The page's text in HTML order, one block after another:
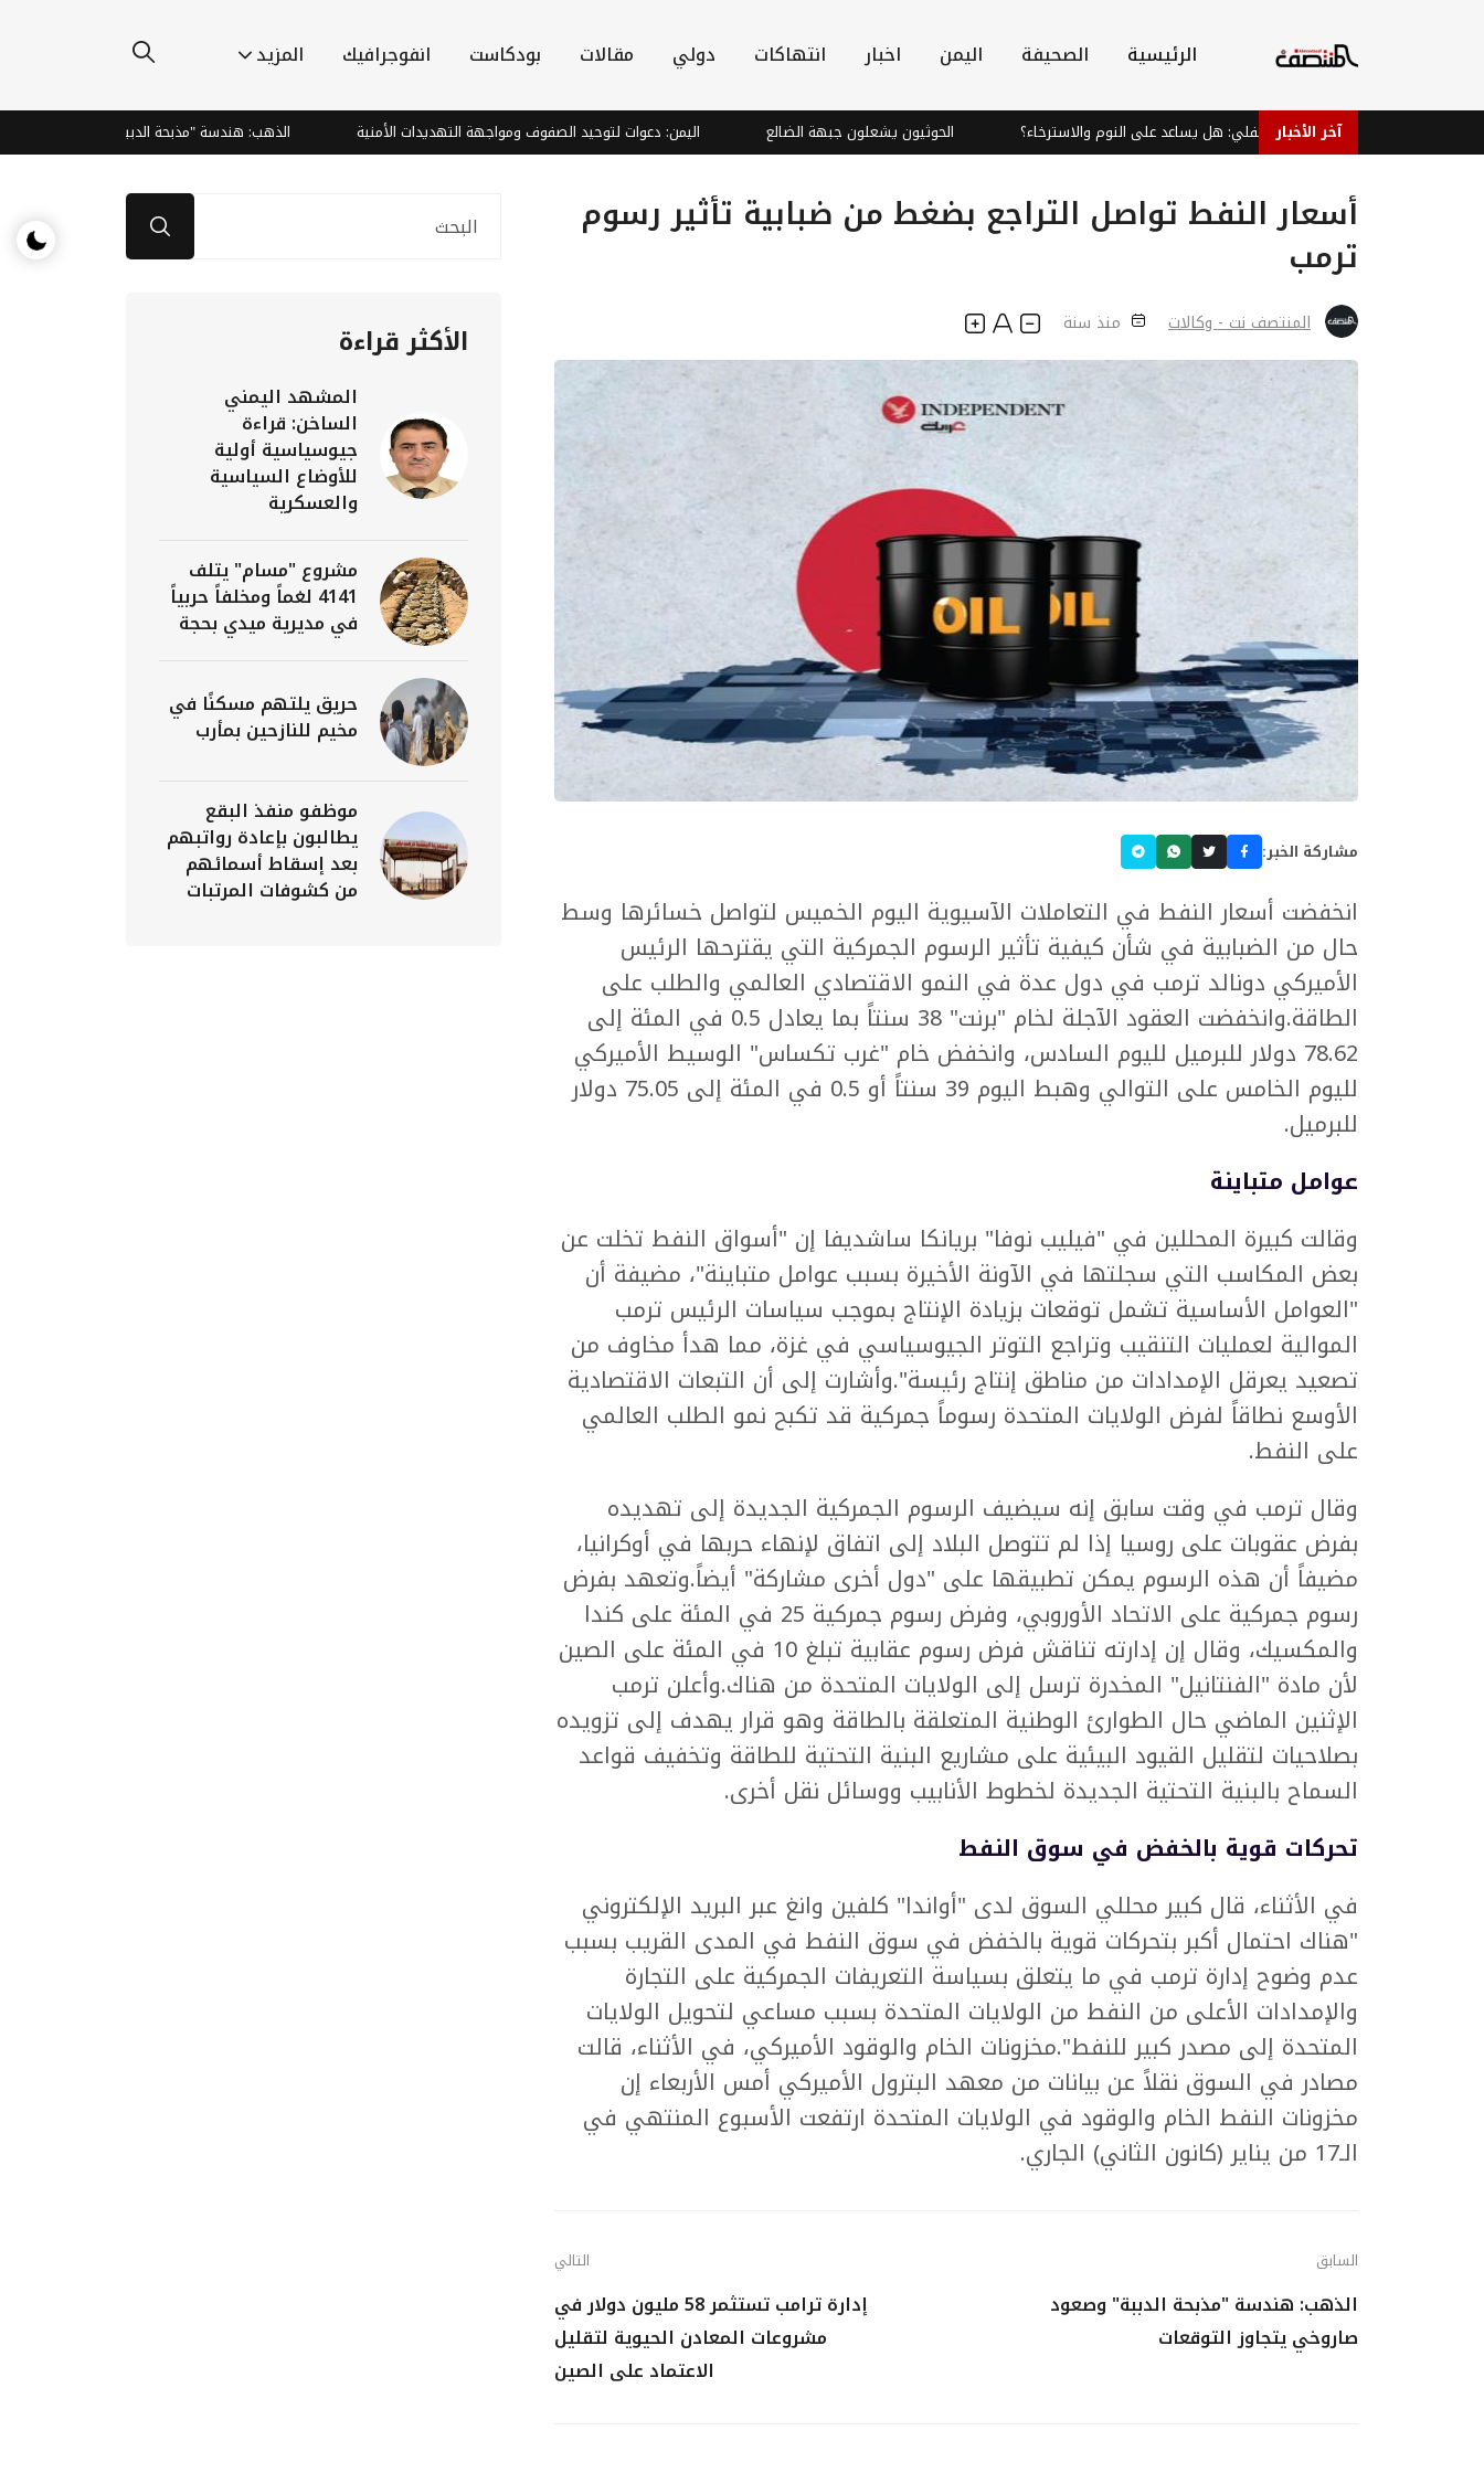
الرئيسية الصحيفة اليمن اخبار انتهاكات دولي مقالات بودكاست انفوجرافيك المزيد
آخر الأخبار
شاي النعناع الفلفلي: هل يساعد على النوم والاسترخاء؟ الحوثيون يشعلون جبهة الضالع اليمن: دعوات لتوحيد الصفوف ومواجهة التهديدات الأمنية الذهب: هندسة "مذبحة الدببة" وصعود صاروخي يتجاوز
أسعار النفط تواصل التراجع بضغط من ضبابية تأثير رسوم
ترمب
المنتصف نت - وكالات منذ سنة
مشاركة الخبر:
انخفضت أسعار النفط في التعاملات الآسيوية اليوم الخميس لتواصل خسائرها وسط
حال من الضبابية في شأن كيفية تأثير الرسوم الجمركية التي يقترحها الرئيس
الأميركي دونالد ترمب في دول عدة في النمو الاقتصادي العالمي والطلب على
الطاقة.وانخفضت العقود الآجلة لخام "برنت" 38 سنتاً بما يعادل 0.5 في المئة إلى
78.62 دولار للبرميل لليوم السادس، وانخفض خام "غرب تكساس" الوسيط الأميركي
لليوم الخامس على التوالي وهبط اليوم 39 سنتاً أو 0.5 في المئة إلى 75.05 دولار
للبرميل.
عوامل متباينة
وقالت كبيرة المحللين في "فيليب نوفا" بريانكا ساشديفا إن "أسواق النفط تخلت عن
بعض المكاسب التي سجلتها في الآونة الأخيرة بسبب عوامل متباينة"، مضيفة أن
"العوامل الأساسية تشمل توقعات بزيادة الإنتاج بموجب سياسات الرئيس ترمب
الموالية لعمليات التنقيب وتراجع التوتر الجيوسياسي في غزة، مما هدأ مخاوف من
تصعيد يعرقل الإمدادات من مناطق إنتاج رئيسة".وأشارت إلى أن التبعات الاقتصادية
الأوسع نطاقاً لفرض الولايات المتحدة رسوماً جمركية قد تكبح نمو الطلب العالمي
على النفط.
وقال ترمب في وقت سابق إنه سيضيف الرسوم الجمركية الجديدة إلى تهديده
بفرض عقوبات على روسيا إذا لم تتوصل البلاد إلى اتفاق لإنهاء حربها في أوكرانيا،
مضيفاً أن هذه الرسوم يمكن تطبيقها على "دول أخرى مشاركة" أيضاً.وتعهد بفرض
رسوم جمركية على الاتحاد الأوروبي، وفرض رسوم جمركية 25 في المئة على كندا
والمكسيك، وقال إن إدارته تناقش فرض رسوم عقابية تبلغ 10 في المئة على الصين
لأن مادة "الفنتانيل" المخدرة ترسل إلى الولايات المتحدة من هناك.وأعلن ترمب
الإثنين الماضي حال الطوارئ الوطنية المتعلقة بالطاقة وهو قرار يهدف إلى تزويده
بصلاحيات لتقليل القيود البيئية على مشاريع البنية التحتية للطاقة وتخفيف قواعد
السماح بالبنية التحتية الجديدة لخطوط الأنابيب ووسائل نقل أخرى.
تحركات قوية بالخفض في سوق النفط
في الأثناء، قال كبير محللي السوق لدى "أواندا" كلفين وانغ عبر البريد الإلكتروني
"هناك احتمال أكبر بتحركات قوية بالخفض في سوق النفط في المدى القريب بسبب
عدم وضوح إدارة ترمب في ما يتعلق بسياسة التعريفات الجمركية على التجارة
والإمدادات الأعلى من النفط من الولايات المتحدة بسبب مساعي لتحويل الولايات
المتحدة إلى مصدر كبير للنفط".مخزونات الخام والوقود الأميركي، في الأثناء، قالت
مصادر في السوق نقلاً عن بيانات من معهد البترول الأميركي أمس الأربعاء إن
مخزونات النفط الخام والوقود في الولايات المتحدة ارتفعت الأسبوع المنتهي في
الـ17 من يناير (كانون الثاني) الجاري.
السابق
الذهب: هندسة "مذبحة الدببة" وصعود
صاروخي يتجاوز التوقعات
التالي
إدارة ترامب تستثمر 58 مليون دولار في
مشروعات المعادن الحيوية لتقليل
الاعتماد على الصين
الأكثر قراءة
المشهد اليمني
الساخن: قراءة
جيوسياسية أولية
للأوضاع السياسية
والعسكرية
مشروع "مسام" يتلف
4141 لغماً ومخلفاً حربياً
في مديرية ميدي بحجة
حريق يلتهم مسكنًا في
مخيم للنازحين بمأرب
موظفو منفذ البقع
يطالبون بإعادة رواتبهم
بعد إسقاط أسمائهم
من كشوفات المرتبات